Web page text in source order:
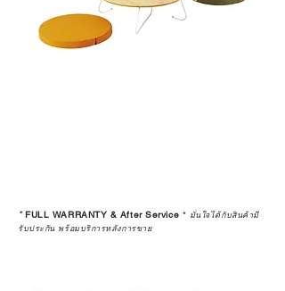
*FULL WARRANTY & After Service * มั่นใจได้กับสินค้ามี
รับประกัน พร้อมบริการหลังการขาย